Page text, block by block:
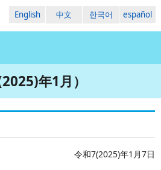
English 中文 한국어 español
年1月）
令和7(2025)年1月7日